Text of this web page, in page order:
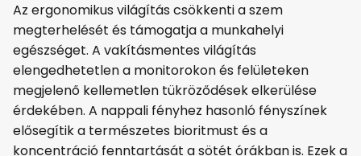
Az ergonomikus világítás csökkenti a szem
megterhelését és támogatja a munkahelyi
egészséget. A vakításmentes világítás
elengedhetetlen a monitorokon és felületeken
megjelenő kellemetlen tükröződések elkerülése
érdekében. A nappali fényhez hasonló fényszínek
elősegítik a természetes bioritmust és a
koncentráció fenntartását a sötét órákban is. Ezek a